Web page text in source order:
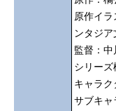
原作イラ
ンタジア
監督：中
シリー
キャラク
サブキャ